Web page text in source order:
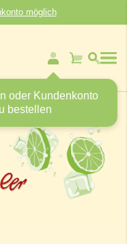
möglich
oder Kundenkonto
bestellen
Mein